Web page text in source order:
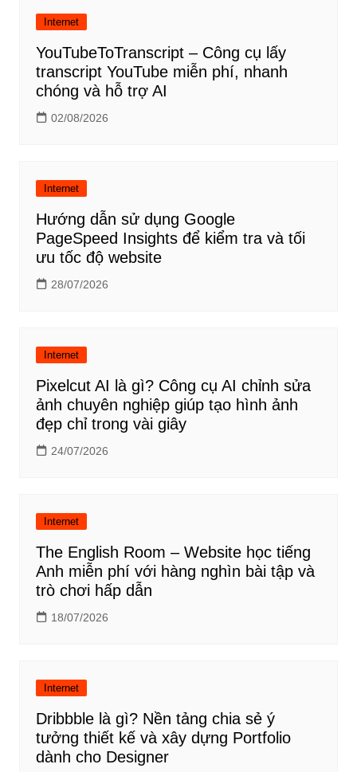
Internet
YouTubeToTranscript – Công cụ lấy
transcript YouTube miễn phí, nhanh
chóng và hỗ trợ AI
02/08/2026
Internet
Hướng dẫn sử dụng Google
PageSpeed Insights để kiểm tra và tối
ưu tốc độ website
28/07/2026
Internet
Pixelcut AI là gì? Công cụ AI chỉnh sửa
ảnh chuyên nghiệp giúp tạo hình ảnh
đẹp chỉ trong vài giây
24/07/2026
Internet
The English Room – Website học tiếng
Anh miễn phí với hàng nghìn bài tập và
trò chơi hấp dẫn
18/07/2026
Internet
Dribbble là gì? Nền tảng chia sẻ ý
tưởng thiết kế và xây dựng Portfolio
dành cho Designer